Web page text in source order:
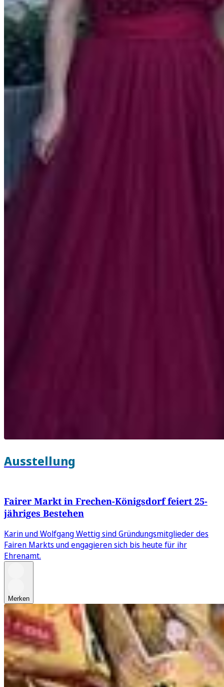
Ausstellung
Fairer Markt in Frechen-Königsdorf feiert 25-
jähriges Bestehen
Karin und Wolfgang Wettig sind Gründungsmitglieder des
Fairen Markts und engagieren sich bis heute für ihr
Ehrenamt.
Merken